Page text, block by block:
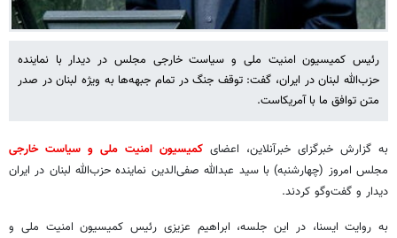
رئیس کمیسیون امنیت ملی و سیاست خارجی مجلس در دیدار با نماینده
حزب‌الله لبنان در ایران، گفت: توقف جنگ در تمام جبهه‌ها به ویژه لبنان در صدر
متن توافق ما با آمریکاست.
به گزارش خبرگزای خبرآنلاین، اعضای کمیسیون امنیت ملی و سیاست خارجی
مجلس امروز (چهارشنبه) با سید عبدالله صفی‌الدین نماینده حزب‌الله لبنان در ایران
دیدار و گفت‌وگو کردند.
به روایت ایسنا، در این جلسه، ابراهیم عزیزی رئیس کمیسیون امنیت ملی و